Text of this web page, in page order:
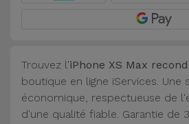
Trouvez l'iPhone XS Max
boutique en ligne iServices. Une
économique, respectueuse de
d'une qualité fiable. Garantie de